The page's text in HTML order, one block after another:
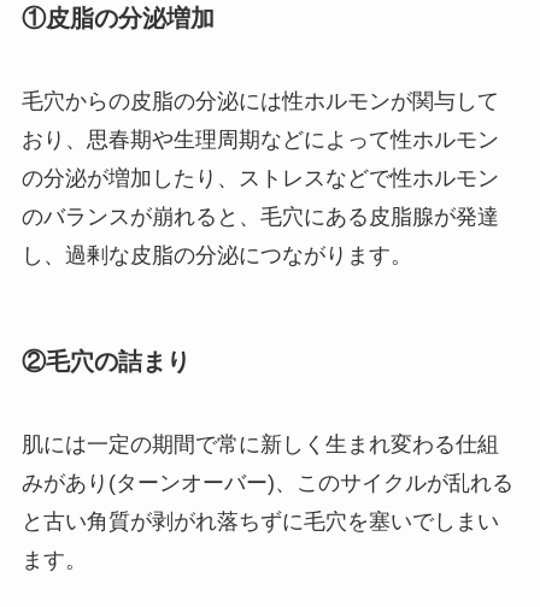
①皮脂の分泌増加
毛穴からの皮脂の分泌には性ホルモンが関与して
おり、思春期や生理周期などによって性ホルモン
の分泌が増加したり、ストレスなどで性ホルモン
のバランスが崩れると、毛穴にある皮脂腺が発達
し、過剰な皮脂の分泌につながります。
②毛穴の詰まり
肌には一定の期間で常に新しく生まれ変わる仕組
みがあり(ターンオーバー)、このサイクルが乱れる
と古い角質が剥がれ落ちずに毛穴を塞いでしまい
ます。